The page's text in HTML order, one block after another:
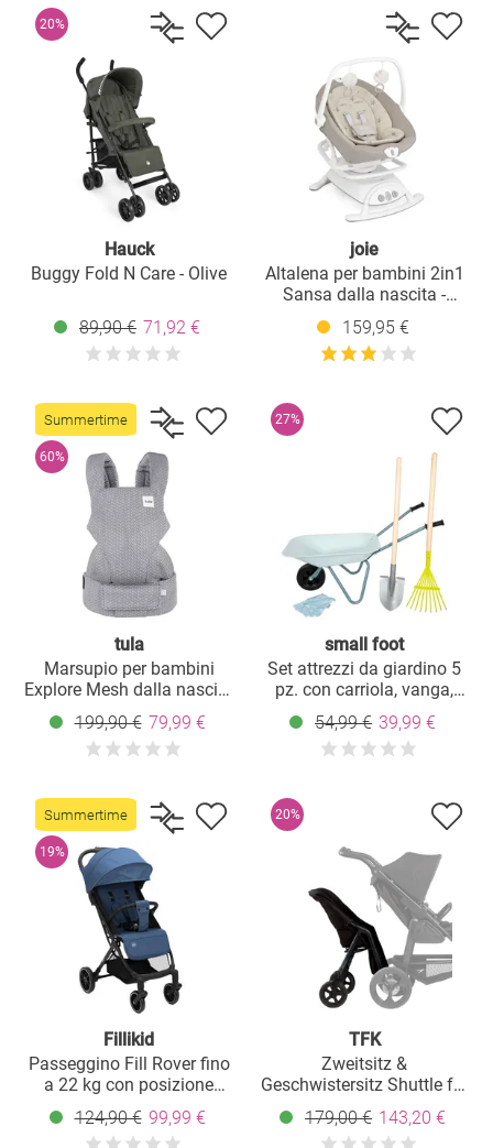
20%
Hauck
Buggy Fold N Care - Olive
89,90 € 71,92 €
joie
Altalena per bambini 2in1
Sansa dalla nascita -
seggiolino rimovibile da 9
kg può essere utilizzato
come sdraietta - Cosmo
159,95 €
Summertime
60%
tula
Marsupio per bambini
Explore Mesh dalla nascita
da 3,2 kg a 20,4 kg - 3
posizioni pancia
davanti/dietro, schienale in
Infinite
199,90 € 79,99 €
27%
small foot
Set attrezzi da giardino 5
pz. con carriola, vanga,
rastrello e guanti - Celeste
54,99 € 39,99 €
Summertime
19%
Fillikid
Passeggino Fill Rover fino
a 22 kg con posizione
reclinabile, funzione trolley
solo 6,8 kg - Denim
124,90 € 99,99 €
20%
TFK
Zweitsitz &
Geschwistersitz Shuttle für
Mono 3, Mono 4 & Pro -
Schwarz
179,00 € 143,20 €